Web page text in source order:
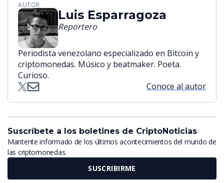
AUTOR
Luis Esparragoza
Reportero
Periodista venezolano especializado en Bitcoin y
criptomonedas. Músico y beatmaker. Poeta.
Curioso.
Conoce al autor
Suscríbete a los boletines de CriptoNoticias
Mantente informado de los últimos acontecimientos del mundo de
las criptomonedas.
SUSCRIBIRME